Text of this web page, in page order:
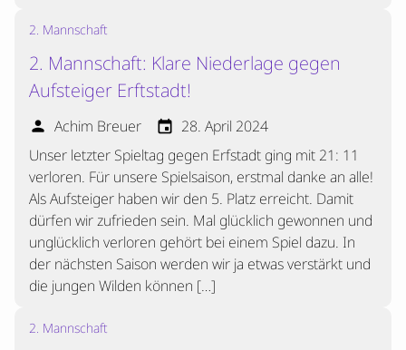
2. Mannschaft
2. Mannschaft: Klare Niederlage gegen
Aufsteiger Erftstadt!
person Achim Breuer event 28. April 2024
Unser letzter Spieltag gegen Erfstadt ging mit 21: 11
verloren. Für unsere Spielsaison, erstmal danke an alle!
Als Aufsteiger haben wir den 5. Platz erreicht. Damit
dürfen wir zufrieden sein. Mal glücklich gewonnen und
unglücklich verloren gehört bei einem Spiel dazu. In
der nächsten Saison werden wir ja etwas verstärkt und
die jungen Wilden können […]
2. Mannschaft